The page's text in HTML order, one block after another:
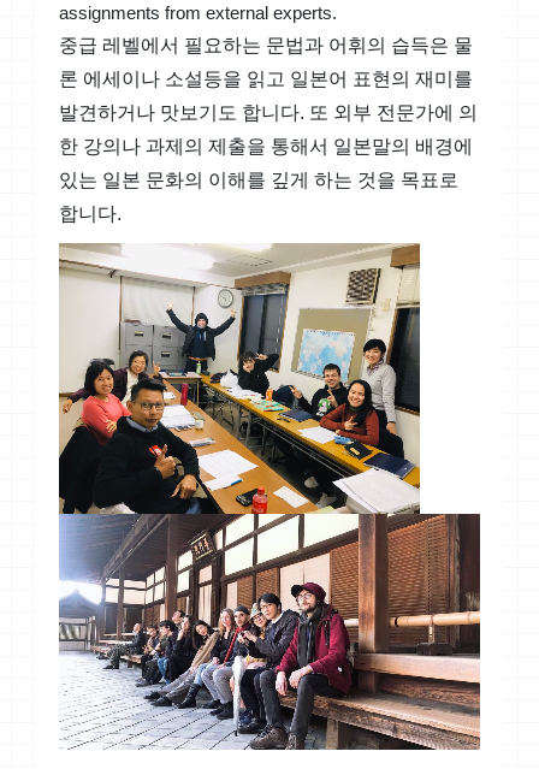
assignments from external experts.
중급 레벨에서 필요하는 문법과 어휘의 습득은 물
론 에세이나 소설등을 읽고 일본어 표현의 재미를
발견하거나 맛보기도 합니다. 또 외부 전문가에 의
한 강의나 과제의 제출을 통해서 일본말의 배경에
있는 일본 문화의 이해를 깊게 하는 것을 목표로
합니다.